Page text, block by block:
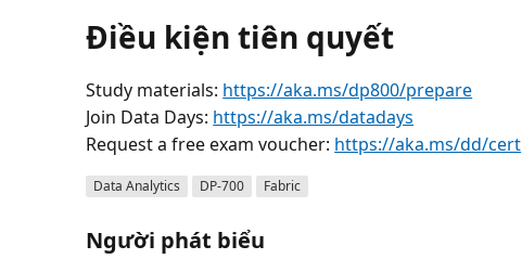
Điều kiện tiên quyết
Study materials: https://aka.ms/dp800/prepare
Join Data Days: https://aka.ms/datadays
Request a free exam voucher: https://aka.ms/dd/cert
Data Analytics DP-700 Fabric
Người phát biểu